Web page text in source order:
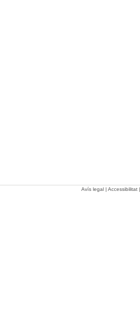
Avís legal| Accessibilitat